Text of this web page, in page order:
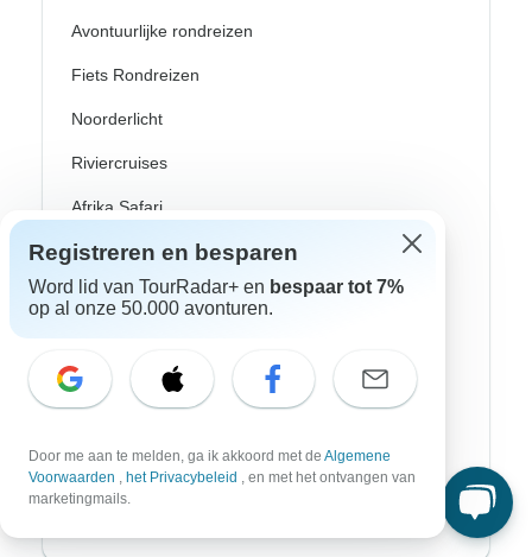
Avontuurlijke rondreizen
Fiets Rondreizen
Noorderlicht
Riviercruises
Afrika Safari
Wandeltochten
Culturele Rondreizen
Trein / Spoor Reizen
Familie Rondreizen
Registreren en besparen
Word lid van TourRadar+ en bespaar tot 7%
op al onze 50.000 avonturen.
Door me aan te melden, ga ik akkoord met de Algemene
Voorwaarden , het Privacybeleid , en met het ontvangen van
marketingmails.